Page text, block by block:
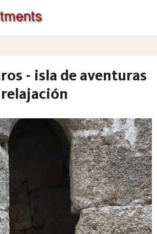
- isla de aventuras